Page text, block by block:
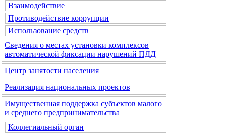
Взаимодействие
Противодействие коррупции
Использование средств
Сведения о местах установки комплексов
автоматической фиксации нарушений ПДД
Центр занятости населения
Реализация национальных проектов
Имущественная поддержка субъектов малого
и среднего предпринимательства
Коллегиальный орган